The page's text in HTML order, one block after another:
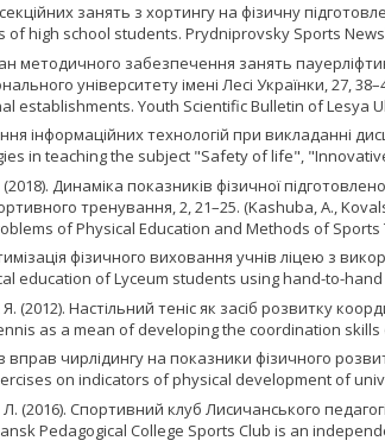
занять з хортингу на фізичну
high school students. Prydniprovsky Sports
методичного забезпечення занять
університету імені Лесі Українки,
establishments. Youth Scientific Bulletin of Lesya
інформаційних технологій при викладанні
in teaching the subject "Safety of life",
Динаміка показників фізичної
тренування, 2, 21–25. (Kashuba, A.,
of Physical Education and Methods of Sports
фізичного виховання учнів ліцею з
education of Lyceum students using hand-to-
(2012). Настільний теніс як засіб розвитку
as a mean of developing the coordination
чирлідингу на показники фізичного
on indicators of physical development of
(2016). Спортивний клуб Лисичанського
Pedagogical College Sports Club is an